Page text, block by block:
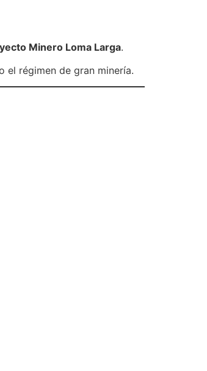
Minero Loma Larga.
el régimen de gran minería.